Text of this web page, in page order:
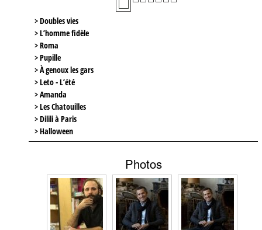
> Doubles vies
> L’homme fidèle
> Roma
> Pupille
> À genoux les gars
> Leto - L’été
> Amanda
> Les Chatouilles
> Dilili à Paris
> Halloween
Photos